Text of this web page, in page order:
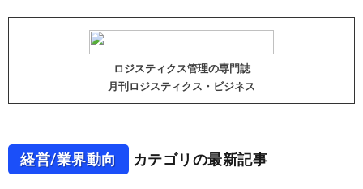
ロジスティクス管理の専門誌
月刊ロジスティクス・ビジネス
経営/業界動向 カテゴリの最新記事